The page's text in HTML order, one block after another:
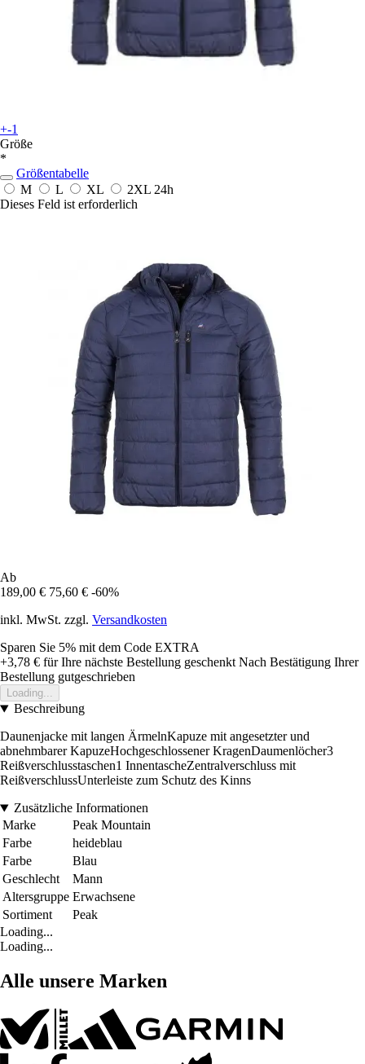
+-1
Größe
*
Größentabelle
M
L XL 2XL 24h
Dieses Feld ist erforderlich
Ab
189,00 € 75,60 € -60%
inkl. MwSt. zzgl. Versandkosten
Sparen Sie 5% mit dem Code EXTRA
+3,78 € für Ihre nächste Bestellung geschenkt Nach Bestätigung Ihrer
Bestellung gutgeschrieben
Loading...
Beschreibung
Daunenjacke mit langen ÄrmelnKapuze mit angesetzter und
abnehmbarer KapuzeHochgeschlossener KragenDaumenlöcher3
Reißverschlusstaschen1 InnentascheZentralverschluss mit
ReißverschlussUnterleiste zum Schutz des Kinns
Zusätzliche Informationen
Marke
Peak Mountain
Farbe
heideblau
Farbe
Blau
Geschlecht
Mann
Altersgruppe Erwachsene
Sortiment
Peak
Loading...
Loading...
Alle unsere Marken